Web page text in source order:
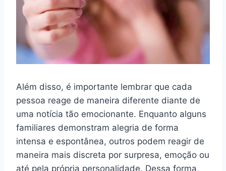
Além disso, é importante lembrar que cada
pessoa reage de maneira diferente diante de
uma notícia tão emocionante. Enquanto alguns
familiares demonstram alegria de forma
intensa e espontânea, outros podem reagir de
maneira mais discreta por surpresa, emoção ou
até pela própria personalidade. Dessa forma,